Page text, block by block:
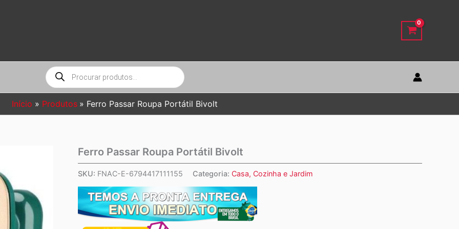
Pesquisar
produtos
Início Produtos Ferro Passar Roupa Portátil Bivolt
Ferro Passar Roupa Portátil Bivolt
SKU: FNAC-E-6794417111155 Categoria: Casa, Cozinha e Jardim